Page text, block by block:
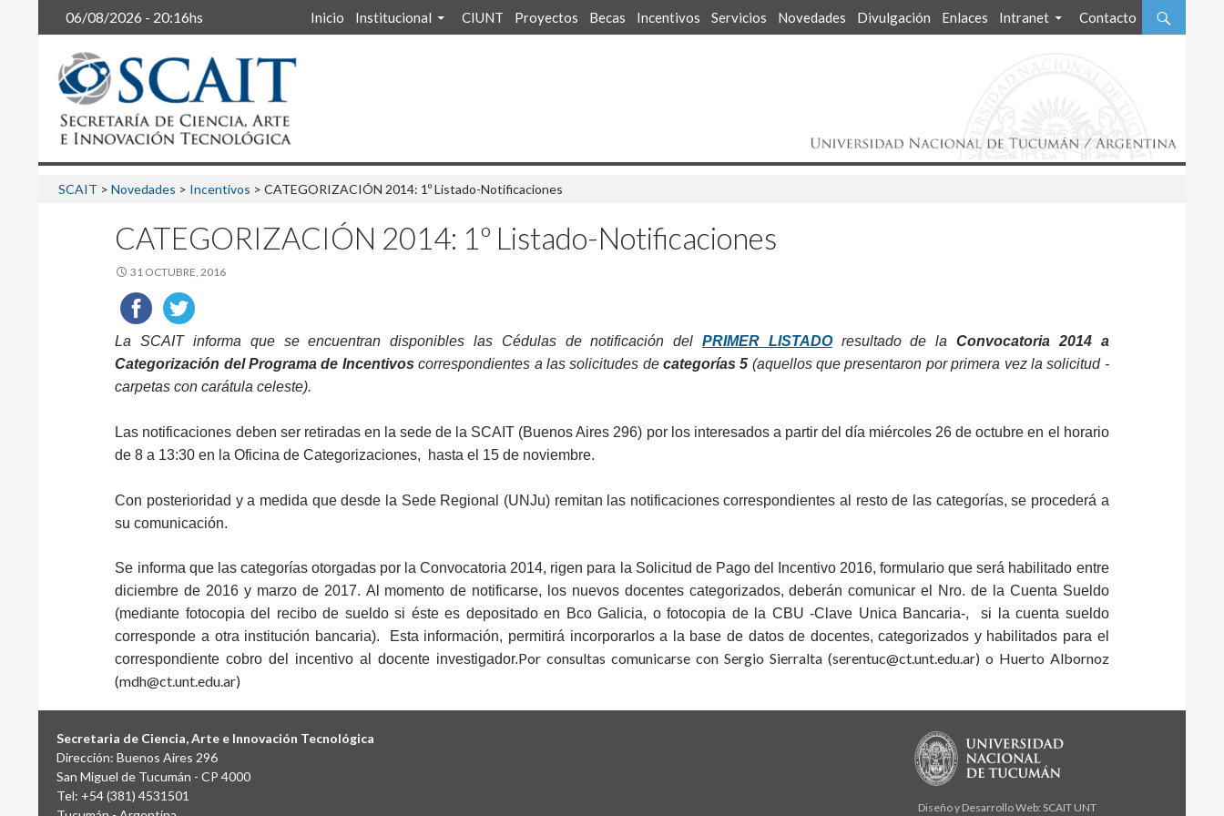
06/08/2026 - 20:16hs
Buscar Inicio Institucional CIUNT Proyectos Becas Incentivos Servicios Novedades Divulgación Enlaces Intranet Contacto
SCAIT > Novedades > Incentivos > CATEGORIZACIÓN 2014: 1º Listado-Notificaciones
CATEGORIZACIÓN 2014: 1º Listado-Notificaciones
31 OCTUBRE, 2016
La SCAIT informa que se encuentran disponibles las Cédulas de notificación del PRIMER LISTADOresultado de laConvocatoria 2014 a
Categorización del Programa de Incentivos correspondientes a las solicitudes de categorías 5 (aquellos que presentaron por primera vez la solicitud -
carpetas con carátula celeste).
Las notificaciones deben ser retiradas en la sede de la SCAIT (Buenos Aires 296) por los interesados a partir del día miércoles 26 de octubre en el horario
de 8 a 13:30 en laOficina de Categorizaciones, hasta el 15 de noviembre.
Con posterioridad y a medida que desde la Sede Regional (UNJu) remitan las notificaciones correspondientes al resto de las categorías, se procederá a
su comunicación.
Se informa que las categorías otorgadas por la Convocatoria 2014, rigen para la Solicitud de Pago del Incentivo 2016, formulario que será habilitado entre
diciembre de 2016 y marzo de 2017. Al momento de notificarse, los nuevos docentes categorizados, deberán comunicar el Nro. de la Cuenta Sueldo
(mediante fotocopia del recibo de sueldo si éste es depositado en Bco Galicia, o fotocopia de la CBU -Clave Unica Bancaria-, si la cuenta sueldo
corresponde a otra institución bancaria). Esta información, permitirá incorporarlos a la base de datos de docentes, categorizados y habilitados para el
correspondiente cobro del incentivo al docente investigador.Por consultas comunicarse con Sergio Sierralta (serentuc@ct.unt.edu.ar) o Huerto Albornoz
(mdh@ct.unt.edu.ar)
Secretaria de Ciencia, Arte e Innovación Tecnológica
Dirección: Buenos Aires 296
San Miguel de Tucumán - CP 4000
Tel: +54 (381) 4531501
Diseño y Desarrollo Web: SCAIT UNT